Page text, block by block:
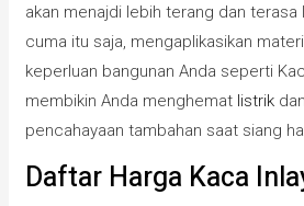
akan menajdi lebih terang dan terasa
cuma itu saja, mengaplikasikan
keperluan bangunan Anda seperti
membikin Anda menghemat listrik
pencahayaan tambahan saat siang
Daftar Harga Kaca